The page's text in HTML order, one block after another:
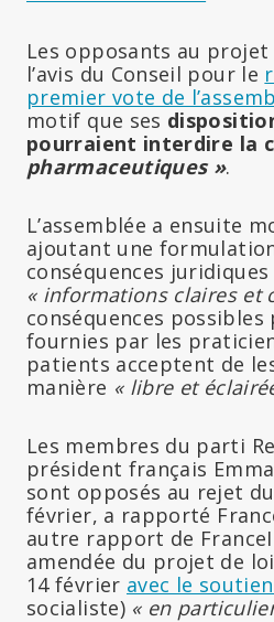
Les opposants au
l’avis du Conseil pour le
premier vote de
motif que ses
pourraient interdire la
pharmaceutiques ».
L’assemblée a ensuite
ajoutant une
conséquences
« informations claires et
conséquences
fournies par les
patients acceptent de
manière « libre et
Les membres du parti
président français
sont opposés au rejet
février, a rapporté
autre rapport de
amendée du projet de
14 février avec le
socialiste) « en